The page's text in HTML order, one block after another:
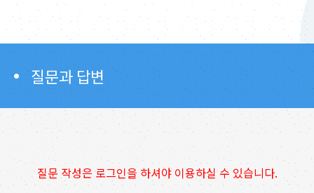
질문과 답변
질문 작성은 로그인을 하셔야 이용하실 수 있습니다.